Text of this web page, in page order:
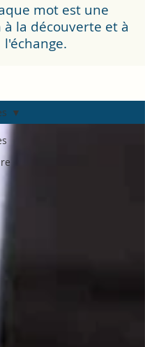
mot est une
la découverte et à
l'échange.